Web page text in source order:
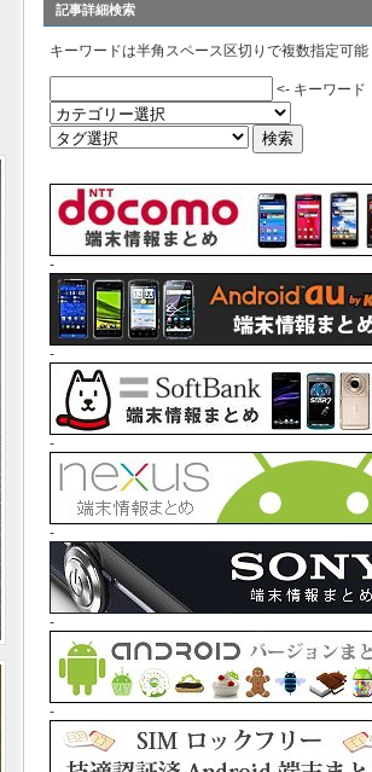
記事詳細検索
キーワードは半角スペース区切りで複数指定可能
<- キーワード
-
-
-
-
-
-